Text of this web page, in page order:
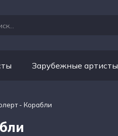
Зарубежные артисты
- Корабли